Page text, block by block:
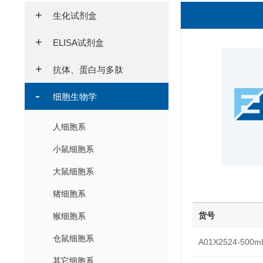
生化试剂盒
ELISA试剂盒
抗体、蛋白与多肽
细胞生物学
人细胞系
小鼠细胞系
大鼠细胞系
猪细胞系
猴细胞系
仓鼠细胞系
其它细胞系
货号
A01X2524-